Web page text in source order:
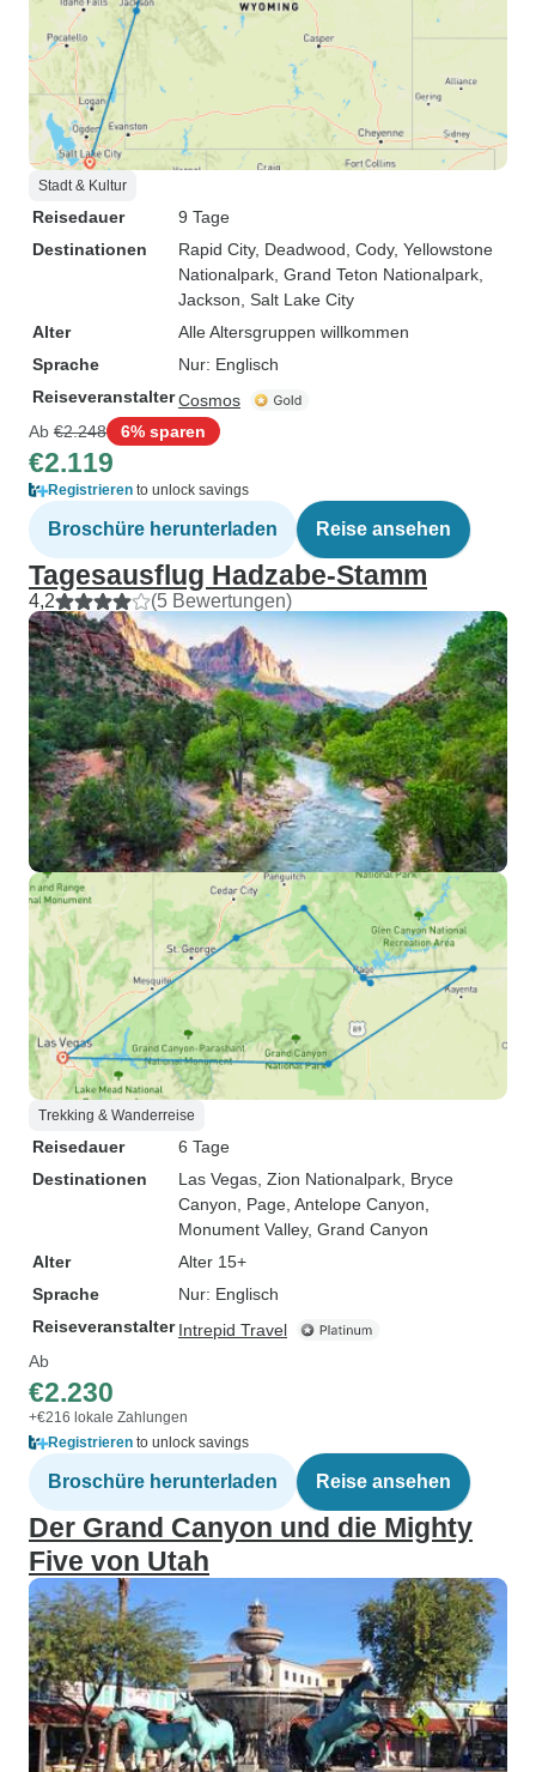
Stadt & Kultur
Reisedauer
9 Tage
Destinationen
Rapid City, Deadwood , Cody, Yellowstone
Nationalpark , Grand Teton Nationalpark
Jackson , Salt Lake City
Alter
Alle Altersgruppen willkommen
Sprache
Nur: Englisch
ReiseveranstalterCosmos
Ab €2.248 6% sparen
€2.119
Registrieren to unlock savings
Broschüre herunterladen Reise ansehen
Tagesausflug Hadzabe-Stamm
4,2 (5 Bewertungen)
Trekking & Wanderreise
Reisedauer
6 Tage
Destinationen
Las Vegas , Zion Nationalpark , Bryce
Canyon , Page , Antelope Canyon
Monument Valley, Grand Canyon
Alter
Alter 15+
Sprache
Nur: Englisch
Reiseveranstalter Intrepid Travel
Ab
€2.230
+€216 lokale Zahlungen
Registrieren to unlock savings
Broschüre herunterladen Reise ansehen
Der Grand Canyon und die Mighty
Five von Utah